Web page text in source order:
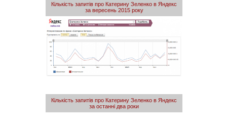
Кількість запитів про Катерину Зеленко в Яндекс
за вересень 2015 року
Кількість запитів про Катерину Зеленко в Яндекс
за останні два роки